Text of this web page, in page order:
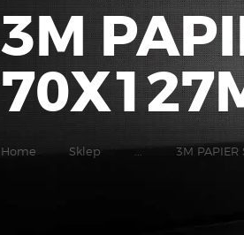
3M
Home Sklep ... 3M